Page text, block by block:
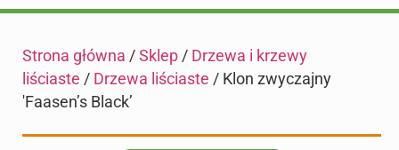
Strona główna / Sklep / Drzewa i krzewy
liściaste / Drzewa liściaste / Klon zwyczajny
'Faasen’s Black’